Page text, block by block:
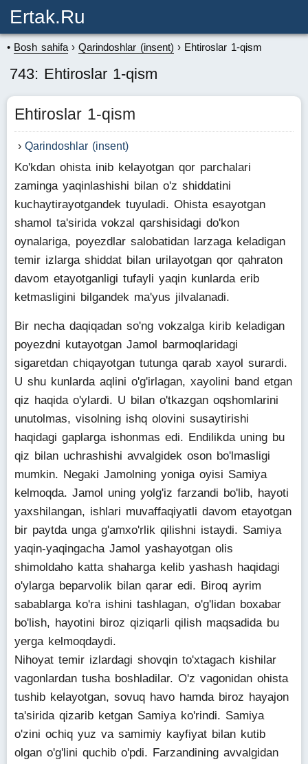
Ertak.ru
Bosh sahifa Qarindoshlar (insent) Ehtiroslar 1-qism
743: Ehtiroslar 1-qism
Ehtiroslar 1-qism
Qarindoshlar (insent)
Ko'kdan ohista inib kelayotgan qor parchalari
zaminga yaqinlashishi bilan o'z shiddatini
kuchaytirayotgandek tuyuladi. Ohista esayotgan
shamol ta'sirida vokzal qarshisidagi do'kon
oynalariga, poyezdlar salobatidan larzaga keladigan
temir izlarga shiddat bilan urilayotgan qor qahraton
davom etayotganligi tufayli yaqin kunlarda erib
ketmasligini bilgandek ma'yus jilvalanadi.
Bir necha daqiqadan so'ng vokzalga kirib keladigan
poyezdni kutayotgan Jamol barmoqlaridagi
sigaretdan chiqayotgan tutunga qarab xayol surardi.
U shu kunlarda aqlini o'g'irlagan, xayolini band etgan
qiz haqida o'ylardi. U bilan o'tkazgan oqshomlarini
unutolmas, visolning ishq olovini susaytirishi
haqidagi gaplarga ishonmas edi. Endilikda uning bu
qiz bilan uchrashishi avvalgidek oson bo'lmasligi
mumkin. Negaki Jamolning yoniga oyisi Samiya
kelmoqda. Jamol uning yolg'iz farzandi bo'lib, hayoti
yaxshilangan, ishlari muvaffaqiyatli davom etayotgan
bir paytda unga g'amxo'rlik qilishni istaydi. Samiya
yaqin-yaqingacha Jamol yashayotgan olis
shimoldaho katta shaharga kelib yashash haqidagi
o'ylarga beparvolik bilan qarar edi. Biroq ayrim
sabablarga ko'ra ishini tashlagan, o'g'lidan boxabar
bo'lish, hayotini biroz qiziqarli qilish maqsadida bu
yerga kelmoqdaydi.
Nihoyat temir izlardagi shovqin to'xtagach kishilar
vagonlardan tusha boshladilar. O'z vagonidan ohista
tushib kelayotgan, sovuq havo hamda biroz hayajon
ta'sirida qizarib ketgan Samiya ko'rindi. Samiya
o'zini ochiq yuz va samimiy kayfiyat bilan kutib
olgan o'g'lini quchib o'pdi. Farzandining avvalgidan